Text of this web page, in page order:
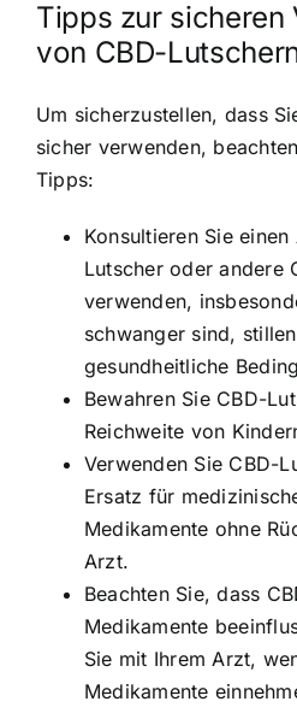
Tipps zur sicheren
von CBD-
Um sicherzustellen, dass
sicher verwenden,
Tipps:
Konsultieren Sie
Lutscher oder andere
verwenden,
schwanger sind,
gesundheitliche
Bewahren Sie CBD-
Reichweite von
Verwenden Sie CBD-
Ersatz für
Medikamente ohne
Arzt.
Beachten Sie, dass
Medikamente
Sie mit Ihrem Arzt,
Medikamente